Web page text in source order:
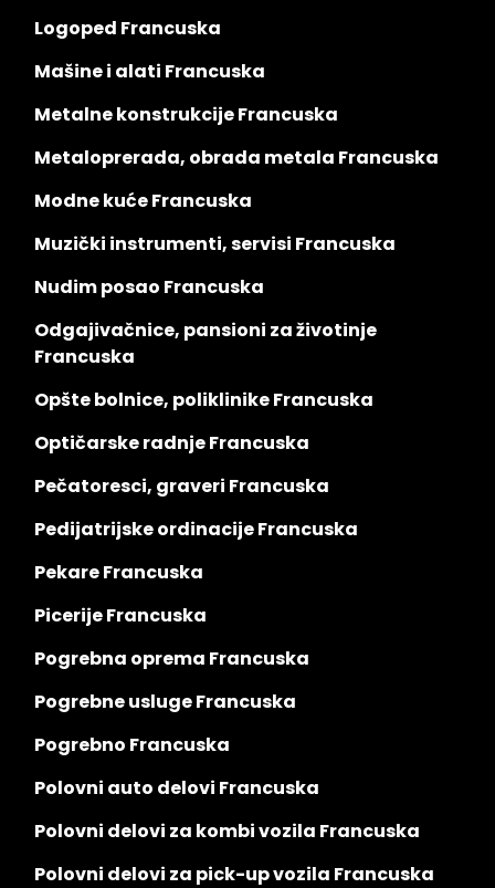
Logoped Francuska
Mašine i alati Francuska
Metalne konstrukcije Francuska
Metaloprerada, obrada metala Francuska
Modne kuće Francuska
Muzički instrumenti, servisi Francuska
Nudim posao Francuska
Odgajivačnice, pansioni za životinje
Francuska
Opšte bolnice, poliklinike Francuska
Optičarske radnje Francuska
Pečatoresci, graveri Francuska
Pedijatrijske ordinacije Francuska
Pekare Francuska
Picerije Francuska
Pogrebna oprema Francuska
Pogrebne usluge Francuska
Pogrebno Francuska
Polovni auto delovi Francuska
Polovni delovi za kombi vozila Francuska
Polovni delovi za pick-up vozila Francuska